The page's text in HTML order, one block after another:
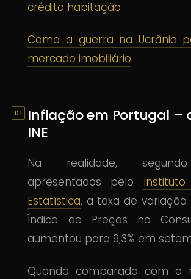
crédito habitação
Como a guerra na Ucrânia
mercado imobiliário
Inflação em Portugal –
INE
Na realidade,
apresentados pelo
Estatística, a taxa de
Índice de Preços no
aumentou para 9,3% em
Quando comparado com o